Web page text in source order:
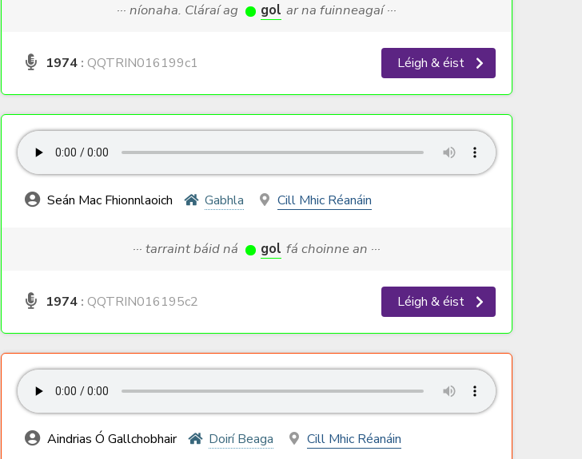
··· níonaha. Cláraí ag gol ar na fuinneagaí ···
1974 : QQTRIN016199c1 Léigh & éist
Seán Mac Fhionnlaoich Gabhla Cill Mhic Réanáin
··· tarraint báid ná gol fá choinne an ···
1974 : QQTRIN016195c2 Léigh & éist
Aindrias Ó Gallchobhair Doirí Beaga Cill Mhic Réanáin